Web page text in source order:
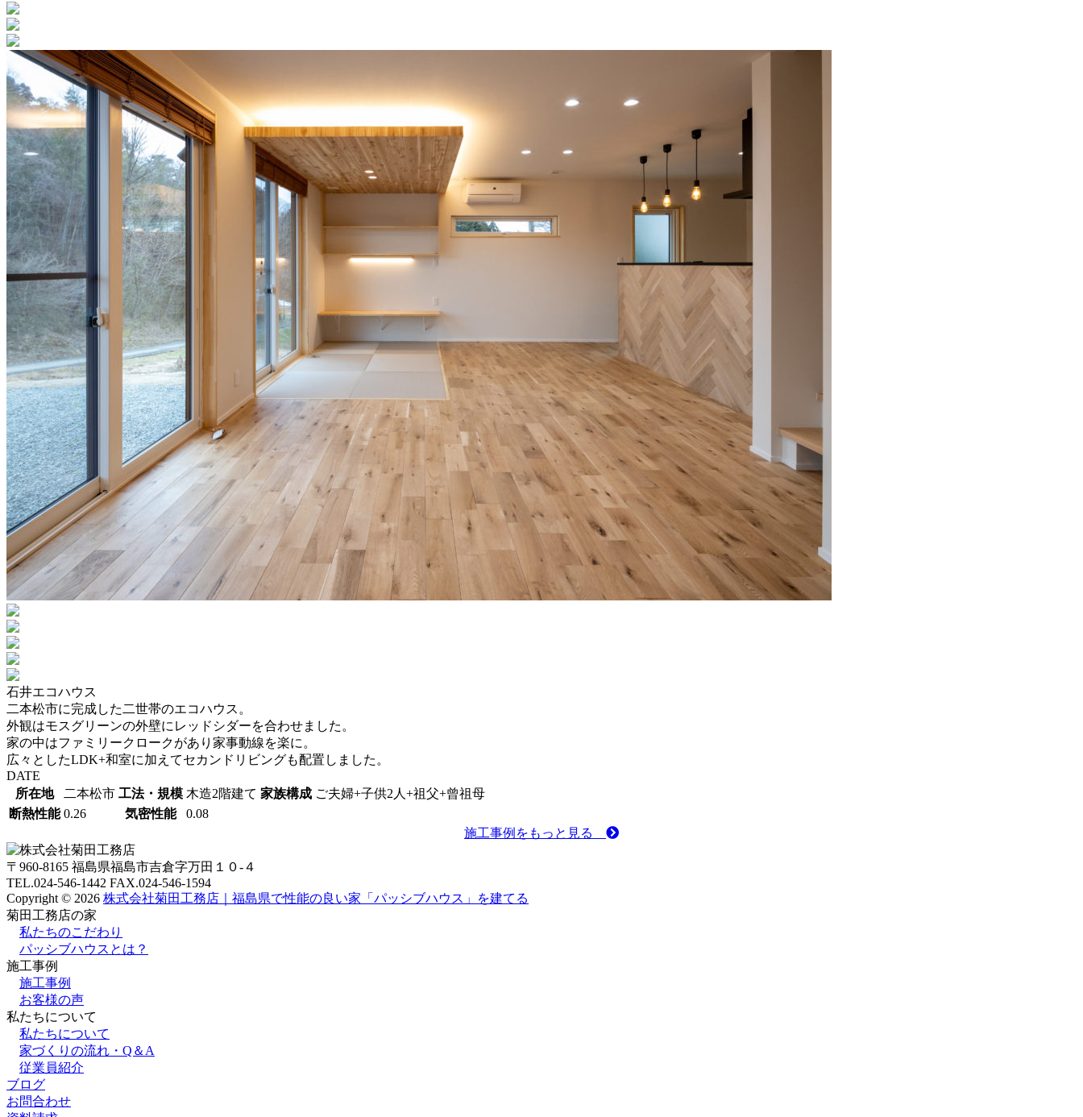
石井エコハウス
二本松市に完成した二世帯のエコハウス。
外観はモスグリーンの外壁にレッドシダーを合わせました。
家の中はファミリークロークがあり家事動線を楽に。
広々としたLDK+和室に加えてセカンドリビングも配置しました。
DATE
所在地
二本松市 ⼯法・規模 木造2階建て 家族構成 ご夫婦+子供2人+祖父+曾祖母
断熱性能 0.26 気密性能
0.08
施工事例をもっと見る
〒960-8165 福島県福島市吉倉字万田１０-４
TEL.024-546-1442 FAX.024-546-1594
Copyright © 2026 株式会社菊田工務店｜福島県で性能の良い家「パッシブハウス」を建てる
菊田工務店の家
私たちのこだわり
パッシブハウスとは？
施⼯事例
施⼯事例
お客様の声
私たちについて
私たちについて
家づくりの流れ・Q＆A
従業員紹介
ブログ
お問合わせ